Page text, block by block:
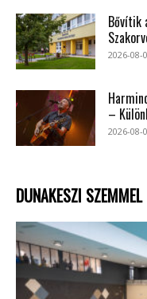
Bővítik
2026-08-
–
2026-08-
DUNAKESZI SZEMMEL